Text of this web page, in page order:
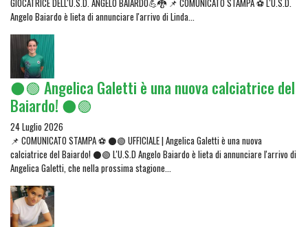
GIOCATRICE DELL'U.S.D. ANGELO BAIARDO💪🐉 📌 COMUNICATO STAMPA ⚽ L'U.S.D.
Angelo Baiardo è lieta di annunciare l'arrivo di Linda...
⚫🟢 Angelica Galetti è una nuova calciatrice del
Baiardo! ⚫🟢
24 Luglio 2026
📌 COMUNICATO STAMPA ⚽ ⚫🟢 UFFICIALE | Angelica Galetti è una nuova
calciatrice del Baiardo! ⚫🟢 L'U.S.D Angelo Baiardo è lieta di annunciare l'arrivo di
Angelica Galetti, che nella prossima stagione...